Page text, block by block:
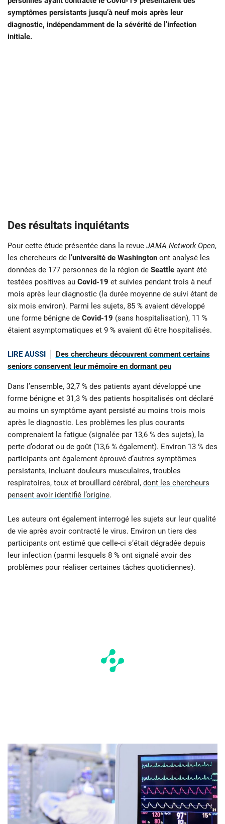
symptômes persistants jusqu’à neuf mois après leur
diagnostic, indépendamment de la sévérité de l’infection
initiale.
Des résultats inquiétants
Pour cette étude présentée dans la revue JAMA Network Open,
les chercheurs de l’université de Washington ont analysé les
données de 177 personnes de la région de Seattle ayant été
testées positives au Covid-19 et suivies pendant trois à neuf
mois après leur diagnostic (la durée moyenne de suivi étant de
six mois environ). Parmi les sujets, 85 % avaient développé
une forme bénigne de Covid-19 (sans hospitalisation), 11 %
étaient asymptomatiques et 9 % avaient dû être hospitalisés.
LIRE AUSSI
Des chercheurs découvrent comment certains
seniors conservent leur mémoire en dormant peu
Dans l’ensemble, 32,7 % des patients ayant développé une
forme bénigne et 31,3 % des patients hospitalisés ont déclaré
au moins un symptôme ayant persisté au moins trois mois
après le diagnostic. Les problèmes les plus courants
comprenaient la fatigue (signalée par 13,6 % des sujets), la
perte d’odorat ou de goût (13,6 % également). Environ 13 % des
participants ont également éprouvé d’autres symptômes
persistants, incluant douleurs musculaires, troubles
respiratoires, toux et brouillard cérébral, dont les chercheurs
pensent avoir identifié l’origine.
Les auteurs ont également interrogé les sujets sur leur qualité
de vie après avoir contracté le virus. Environ un tiers des
participants ont estimé que celle-ci s’était dégradée depuis
leur infection (parmi lesquels 8 % ont signalé avoir des
problèmes pour réaliser certaines tâches quotidiennes).